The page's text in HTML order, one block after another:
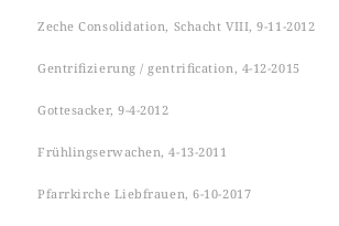
Zeche Consolidation, Schacht VIII, 9-11-2012
Gentrifizierung / gentrification, 4-12-2015
Gottesacker, 9-4-2012
Frühlingserwachen, 4-13-2011
Pfarrkirche Liebfrauen, 6-10-2017